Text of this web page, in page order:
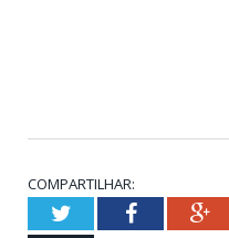
COMPARTILHAR:
TwitterFacebook